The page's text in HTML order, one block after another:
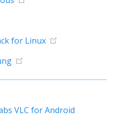
for Linux
VLC for Android